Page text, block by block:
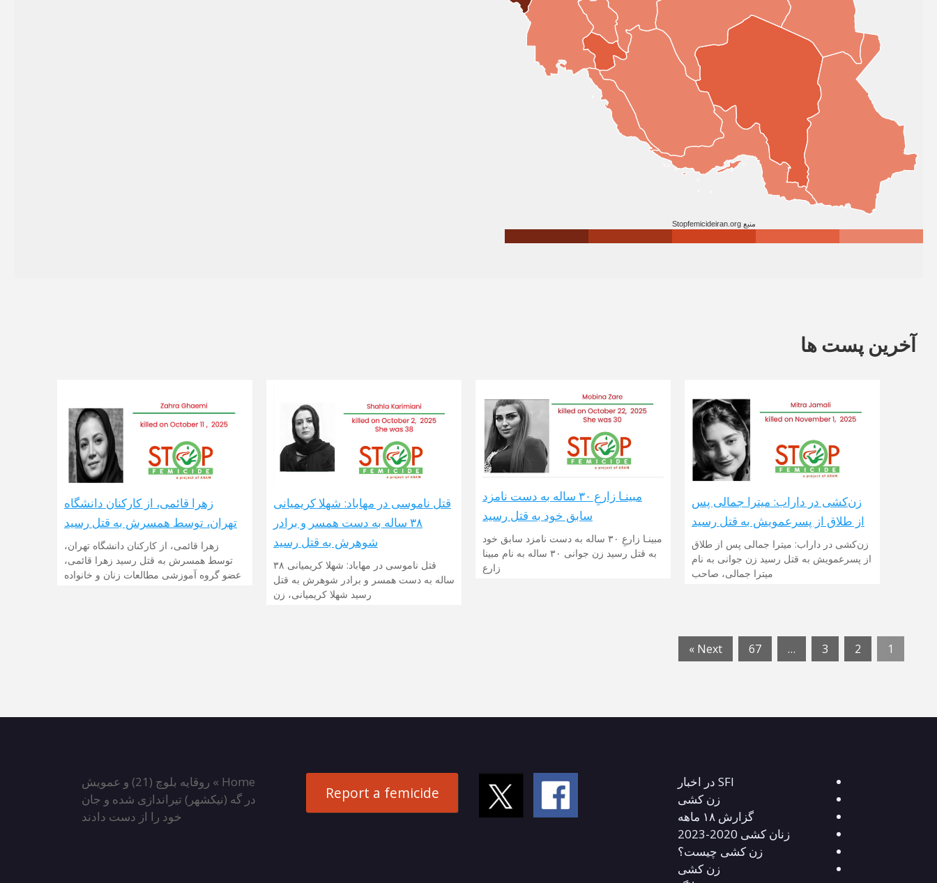
آخرین پست ها
زن‌کشی در داراب: میترا جمالی پس
از طلاق از پسرعمویش به قتل رسید
زن‌کشی در داراب: میترا جمالی پس از طلاق
از پسرعمویش به قتل رسید زن جوانی به نام
میترا جمالی، صاحب
مبینـا زارعِ ۳۰ ساله به دست نامزد
سابق خود به قتل رسید
مبینـا زارعِ ۳۰ ساله به دست نامزد سابق خود
به قتل رسید زن جوانی ۳۰ ساله به نام مبینا
زارع
قتل ناموسی در مهاباد: شهلا کریمیانی
۳۸ ساله به دست همسر و برادر
شوهرش به قتل رسید
قتل ناموسی در مهاباد: شهلا کریمیانی ۳۸
ساله به دست همسر و برادر شوهرش به قتل
رسید شهلا کریمیانی، زن
زهرا قائمی، از کارکنان دانشگاه
تهران، توسط همسرش به قتل رسید
زهرا قائمی، از کارکنان دانشگاه تهران،
توسط همسرش به قتل رسید زهرا قائمی،
عضو گروه آموزشی مطالعات زنان و خانواده
1
2
3
…
67
Next »
SFI در اخبار
زن کشی
گزارش ۱۸ ماهه
زنان کشی 2020-2023
زن کشی چیست؟
زن کشی
Report a femicide
Home
»
روقایه بلوچ (21) و عمویش
در گه (نیکشهر) تیراندازی شده و جان
خود را از دست دادند